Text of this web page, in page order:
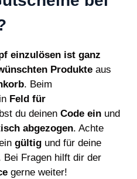
einzulösen ist ganz
Produkte aus
. Beim
Feld für
du deinen Code ein und
abgezogen. Achte
gültig und für deine
Bei Fragen hilft dir der
gerne weiter!